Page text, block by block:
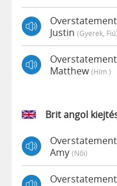
Justin (gyerek, Fiú)
Matthew(hím )
Brit angol
Amy (női)